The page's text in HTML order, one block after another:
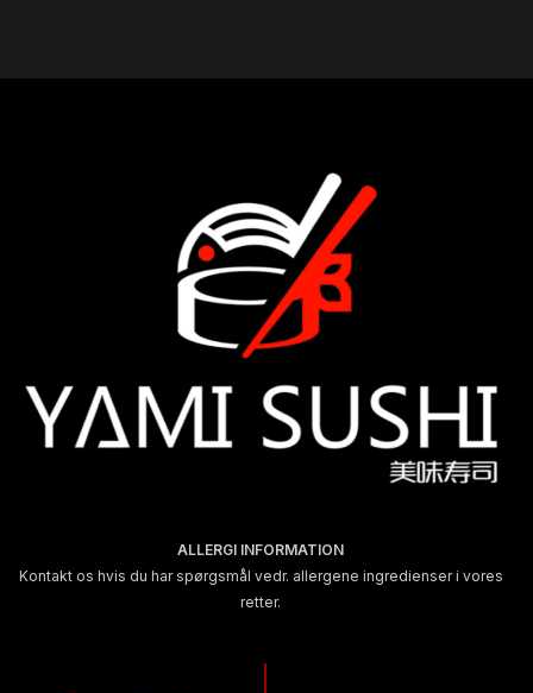
ALLERGI INFORMATION
Kontakt os hvis du har spørgsmål vedr. allergene ingredienser i vores
retter.